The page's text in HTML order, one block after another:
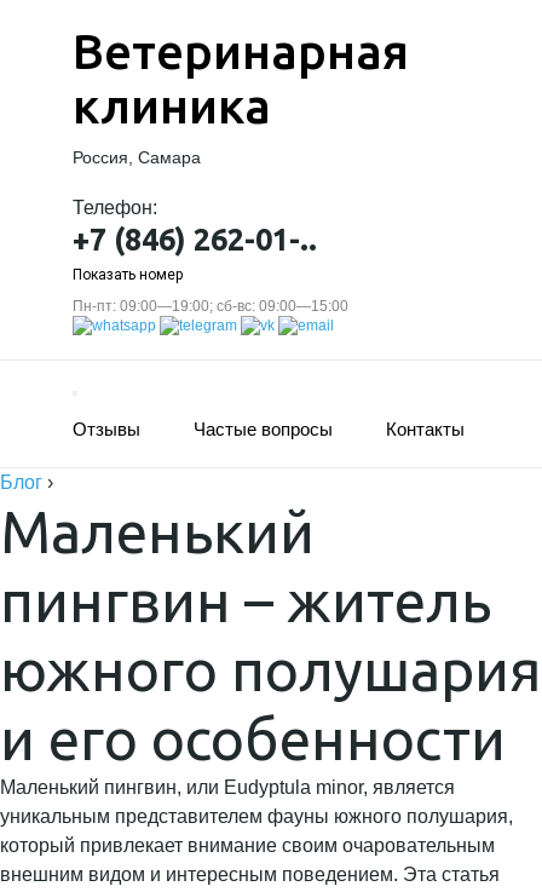
Ветеринарная
клиника
Россия, Самара
Телефон:
+7 (846) 262-01-..
Показать номер
Пн-пт: 09:00—19:00; сб-вс: 09:00—15:00
Отзывы Частые вопросы Контакты
Блог ›
Маленький
пингвин – житель
южного полушария
и его особенности
Маленький пингвин, или Eudyptula minor, является
уникальным представителем фауны южного полушария,
который привлекает внимание своим очаровательным
внешним видом и интересным поведением. Эта статья